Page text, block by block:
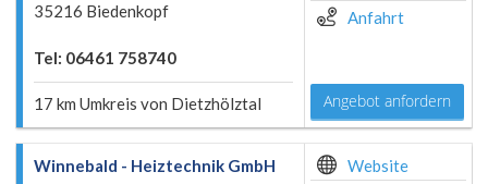
35216 Biedenkopf
Tel: 06461 758740
17 km Umkreis von Dietzhölztal
Anfahrt
Angebot anfordern
Winnebald - Heiztechnik GmbH
Website